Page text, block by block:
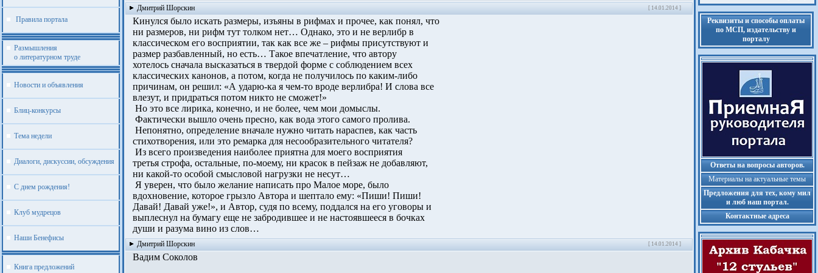
Правила портала
Размышления
о литературном труде
Новости и объявления
Блиц-конкурсы
Тема недели
Диалоги, дискуссии, обсуждения
С днем рождения!
Клуб мудрецов
Наши Бенефисы
Книга предложений
Дмитрий Шорскин [ 14.01.2014 ]
Кинулся было искать размеры, изъяны в рифмах и прочее, как понял, что
ни размеров, ни рифм тут толком нет… Однако, это и не верлибр в
классическом его восприятии, так как все же – рифмы присутствуют и
размер разбавленный, но есть… Такое впечатление, что автору
хотелось сначала высказаться в твердой форме с соблюдением всех
классических канонов, а потом, когда не получилось по каким-либо
причинам, он решил: «А ударю-ка я чем-то вроде верлибра! И слова все
влезут, и придраться потом никто не сможет!»
Но это все лирика, конечно, и не более, чем мои домыслы.
Фактически вышло очень пресно, как вода этого самого пролива.
Непонятно, определение вначале нужно читать нараспев, как часть
стихотворения, или это ремарка для несообразительного читателя?
Из всего произведения наиболее приятна для моего восприятия
третья строфа, остальные, по-моему, ни красок в пейзаж не добавляют,
ни какой-то особой смысловой нагрузки не несут…
Я уверен, что было желание написать про Малое море, было
вдохновение, которое грызло Автора и шептало ему: «Пиши! Пиши!
Давай! Давай уже!», и Автор, судя по всему, поддался на его уговоры и
выплеснул на бумагу еще не забродившее и не настоявшееся в бочках
души и разума вино из слов…
Дмитрий Шорскин [ 14.01.2014 ]
Вадим Соколов
Реквизиты и способы оплаты
по МСП, издательству и
порталу
Ответы на вопросы авторов.
Материалы на актуальные темы
Предложения для тех, кому мил
и люб наш портал.
Контактные адреса